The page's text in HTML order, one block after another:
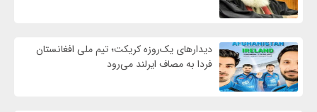
دیدارهای یک‌روزه کریکت؛ تیم ملی افغانستان
فردا به مصاف ایرلند می‌رود